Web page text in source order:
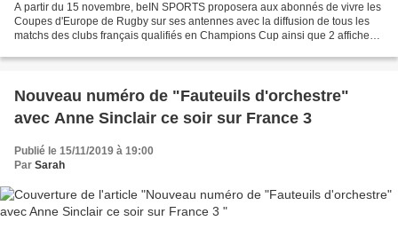
A partir du 15 novembre, beIN SPORTS proposera aux abonnés de vivre les
Coupes d'Europe de Rugby sur ses antennes avec la diffusion de tous les
matchs des clubs français qualifiés en Champions Cup ainsi que 2 affiches
Nouveau numéro de "Fauteuils d'orchestre"
avec Anne Sinclair ce soir sur France 3
Publié le 15/11/2019 à 19:00
Par Sarah